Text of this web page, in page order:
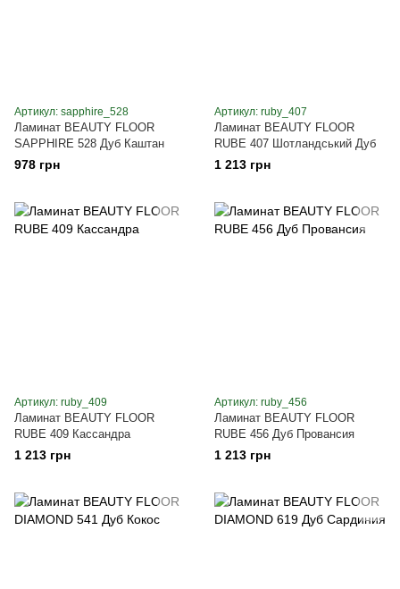
Артикул: sapphire_528
Ламинат BEAUTY FLOOR
SAPPHIRE 528 Дуб Каштан
978 грн
Артикул: ruby_407
Ламинат BEAUTY FLOOR
RUBE 407 Шотландський Дуб
1 213 грн
Артикул: ruby_409
Ламинат BEAUTY FLOOR
RUBE 409 Кассандра
1 213 грн
Артикул: ruby_456
Ламинат BEAUTY FLOOR
RUBE 456 Дуб Провансия
1 213 грн